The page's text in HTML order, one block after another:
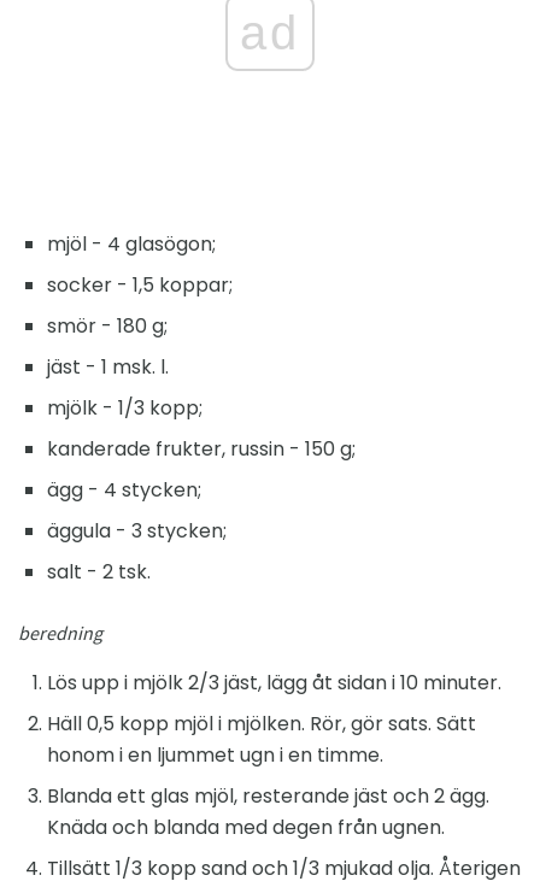
ad
mjöl - 4 glasögon;
socker - 1,5 koppar;
smör - 180 g;
jäst - 1 msk. l.
mjölk - 1/3 kopp;
kanderade frukter, russin - 150 g;
ägg - 4 stycken;
äggula - 3 stycken;
salt - 2 tsk.
beredning
Lös upp i mjölk 2/3 jäst, lägg åt sidan i 10 minuter.
Häll 0,5 kopp mjöl i mjölken. Rör, gör sats. Sätt
honom i en ljummet ugn i en timme.
Blanda ett glas mjöl, resterande jäst och 2 ägg.
Knäda och blanda med degen från ugnen.
Tillsätt 1/3 kopp sand och 1/3 mjukad olja. Återigen